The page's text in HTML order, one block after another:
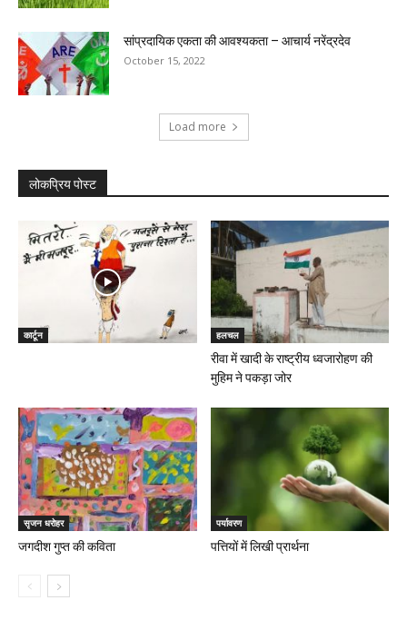
सांप्रदायिक एकता की आवश्यकता – आचार्य नरेंद्रदेव
October 15, 2022
Load more
लोकप्रिय पोस्ट
कार्टून हलचल
रीवा में खादी के राष्ट्रीय ध्वजारोहण की
मुहिम ने पकड़ा जोर
सृजन धरोहर
जगदीश गुप्त की कविता
पर्यावरण
पत्तियों में लिखी प्रार्थना